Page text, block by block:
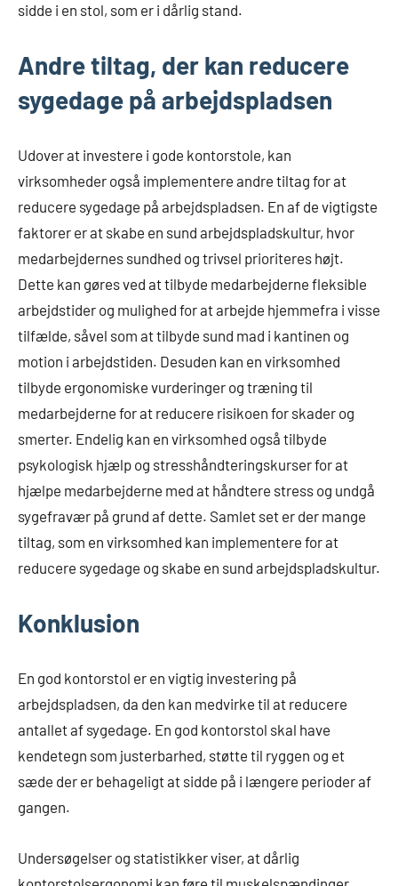
sidde i en stol, som er i dårlig stand.
Andre tiltag, der kan reducere
sygedage på arbejdspladsen
Udover at investere i gode kontorstole, kan
virksomheder også implementere andre tiltag for at
reducere sygedage på arbejdspladsen. En af de vigtigste
faktorer er at skabe en sund arbejdspladskultur, hvor
medarbejdernes sundhed og trivsel prioriteres højt.
Dette kan gøres ved at tilbyde medarbejderne fleksible
arbejdstider og mulighed for at arbejde hjemmefra i visse
tilfælde, såvel som at tilbyde sund mad i kantinen og
motion i arbejdstiden. Desuden kan en virksomhed
tilbyde ergonomiske vurderinger og træning til
medarbejderne for at reducere risikoen for skader og
smerter. Endelig kan en virksomhed også tilbyde
psykologisk hjælp og stresshåndteringskurser for at
hjælpe medarbejderne med at håndtere stress og undgå
sygefravær på grund af dette. Samlet set er der mange
tiltag, som en virksomhed kan implementere for at
reducere sygedage og skabe en sund arbejdspladskultur.
Konklusion
En god kontorstol er en vigtig investering på
arbejdspladsen, da den kan medvirke til at reducere
antallet af sygedage. En god kontorstol skal have
kendetegn som justerbarhed, støtte til ryggen og et
sæde der er behageligt at sidde på i længere perioder af
gangen.
Undersøgelser og statistikker viser, at dårlig